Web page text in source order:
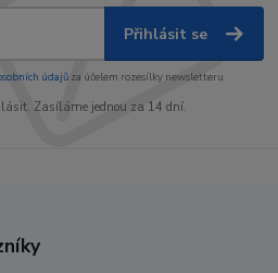
Přihlásit se
údajůza účelem rozesílky newsletteru.
Zasíláme jednou za 14 dní.